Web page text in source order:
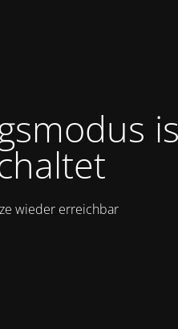
wieder erreichbar